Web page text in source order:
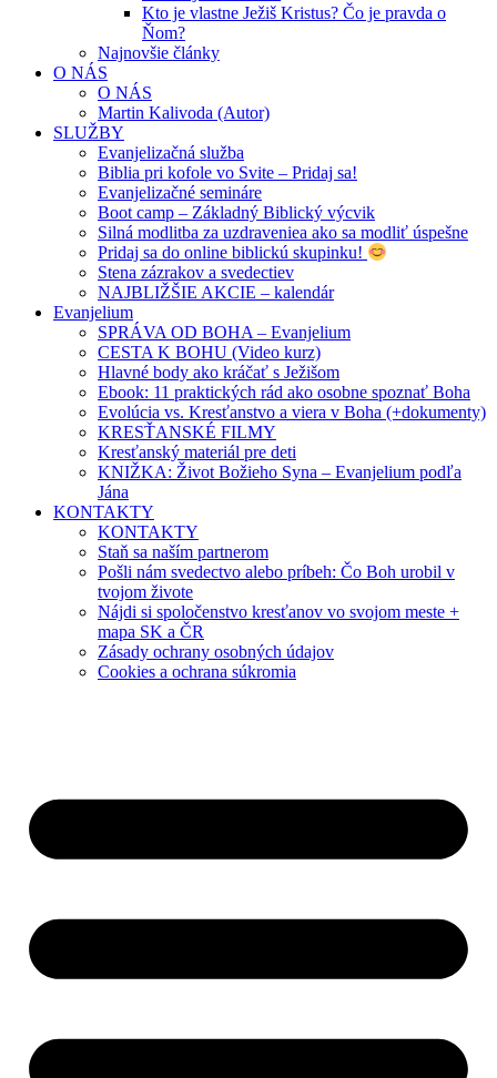
Kto je vlastne Ježiš Kristus? Čo je pravda o
Ňom?
Najnovšie články
O NÁS
O NÁS
Martin Kalivoda (Autor)
SLUŽBY
Evanjelizačná služba
Biblia pri kofole vo Svite – Pridaj sa!
Evanjelizačné semináre
Boot camp – Základný Biblický výcvik
Silná modlitba za uzdraveniea ako sa modliť úspešne
Pridaj sa do online biblickú skupinku!
Stena zázrakov a svedectiev
NAJBLIŽŠIE AKCIE – kalendár
Evanjelium
SPRÁVA OD BOHA – Evanjelium
CESTA K BOHU (Video kurz)
Hlavné body ako kráčať s Ježišom
Ebook: 11 praktických rád ako osobne spoznať Boha
Evolúcia vs. Kresťanstvo a viera v Boha (+dokumenty)
KRESŤANSKÉ FILMY
Kresťanský materiál pre deti
KNIŽKA: Život Božieho Syna – Evanjelium podľa
Jána
KONTAKTY
KONTAKTY
Staň sa naším partnerom
Pošli nám svedectvo alebo príbeh: Čo Boh urobil v
tvojom živote
Nájdi si spoločenstvo kresťanov vo svojom meste +
mapa SK a ČR
Zásady ochrany osobných údajov
Cookies a ochrana súkromia